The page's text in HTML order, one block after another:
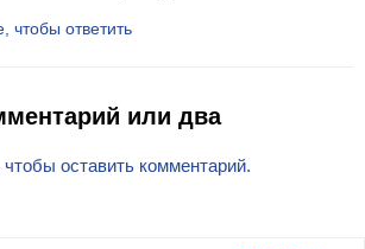
чтобы ответить
или два
чтобы оставить комментарий.